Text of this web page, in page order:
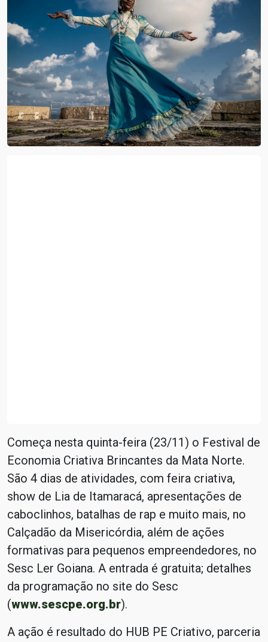
Começa nesta quinta-feira (23/11) o Festival de
Economia Criativa Brincantes da Mata Norte.
São 4 dias de atividades, com feira criativa,
show de Lia de Itamaracá, apresentações de
caboclinhos, batalhas de rap e muito mais, no
Calçadão da Misericórdia, além de ações
formativas para pequenos empreendedores, no
Sesc Ler Goiana. A entrada é gratuita; detalhes
da programação no site do Sesc
(www.sescpe.org.br).
A ação é resultado do HUB PE Criativo, parceria